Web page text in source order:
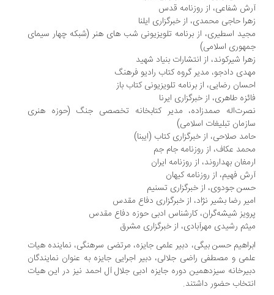
آرش شفاعی، از روزنامه قدس
زهرا حاجی محمدی، از خبرگزاری ایلنا
مجید اسطیری، از برنامه تلویزیونی شب های هنر (شبکه چهار سیمای
جمهوری اسلامی)
زهرا شیرکوند، از انتشارات بنیاد شهید
مهدی دادجو، مدیر گروه کتاب رادیو فرهنگ
احسان رضایی، از برنامه تلویزیونی کتاب باز
فائزه طاهری، از خبرگزاری ایرنا
نصرت‌اله صمدزاده، مدیر کتابخانه تخصصی جنگ (حوزه هنری
سازمان تبلیغات اسلامی)
حامد صلاحی، از خبرگزاری کتاب (ایبنا)
محمد عکاف، از روزنامه جام جم
ارمغان بهداروند، از روزنامه ایران
آرش فهیم، از روزنامه کیهان
حسن جودوی، از خبرگزاری تسنیم
امیر رضا بشیر نژاد، از خبرگزاری دفاع مقدس
پرویز شیشه‌گران، کارشناس ادبی حوزه دفاع مقدس
میثم رشیدی مهرآبادی، از خبرگزاری مشرق
ابراهیم حسن بیگی، دبیر علمی جایزه، مرتضی سرهنگی، نماینده هیات
علمی و مصطفی راضی جلالی، دبیر اجرایی جایزه به عنوان نمایندگان
دبیرخانه سیزدهمین دوره جایزه ادبی جلال آل احمد نیز در این هیات
انتخاب حضور داشتند.